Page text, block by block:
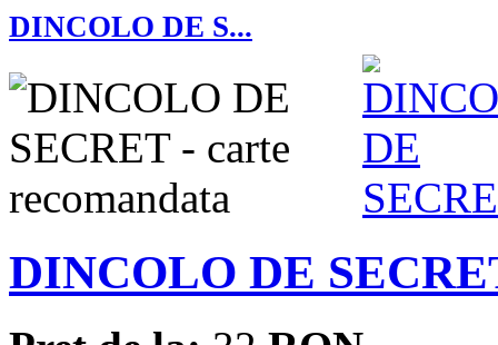
DINCOLO DE S...
DINCOLO DE